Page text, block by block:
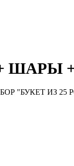
ШАРЫ
"БУКЕТ ИЗ